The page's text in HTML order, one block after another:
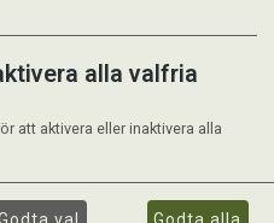
alla valfria
att aktivera eller inaktivera alla
val Godta alla